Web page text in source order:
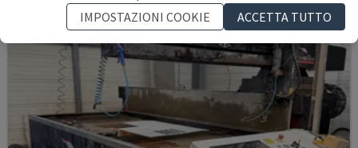
IMPOSTAZIONI COOKIE
ACCETTA TUTTO